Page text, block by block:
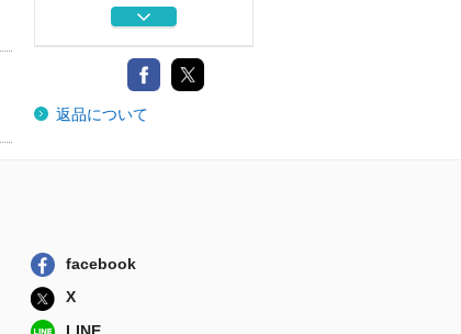
Ｖチューバー探偵
朝日新聞出版
訳あり伯爵様と契
約結婚したら、...
ＫＡＤＯＫＡＷＡ
返品について
facebook
X
LINE